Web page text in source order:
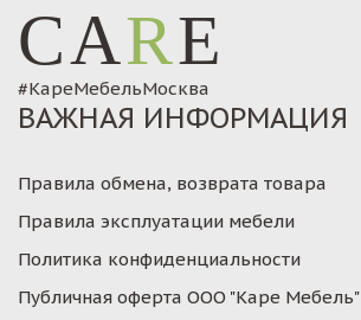
CARE
#КареМебельМосква
ВАЖНАЯ ИНФОРМАЦИЯ
Правила обмена, возврата товара
Правила эксплуатации мебели
Политика конфиденциальности
Публичная оферта ООО "Каре Мебель"